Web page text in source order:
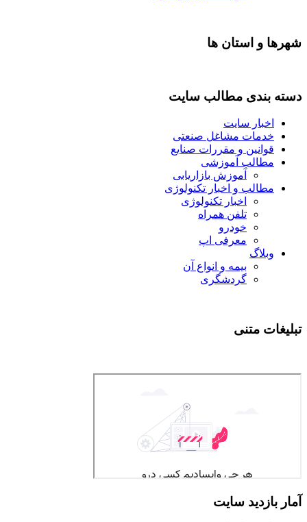
شهرها و استان ها
دسته بندی مطالب سایت
اخبار سایت
خدمات مشاغل صنعتی
قوانین و مقررات صنایع
مطالب آموزشی
آموزش بازاریابی
مطالب و اخبار تکنولوژی
اخبار تکنولوژی
تلفن همراه
خودرو
معرفی اپ
وبلاگ
بیمه و انواع آن
گردشگری
تبلیغات متنی
آمار بازدید سایت